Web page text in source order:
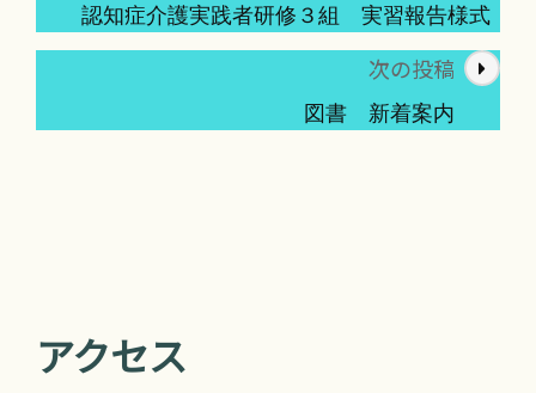
ナ
ゲ
認知症介護実践者研修３組 実習報告様式
次の投稿
図書 新着案内
アクセス